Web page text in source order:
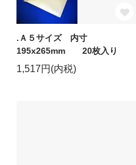
.Ａ５サイズ 内寸
195x265mm 20枚入り
1,517円(内税)